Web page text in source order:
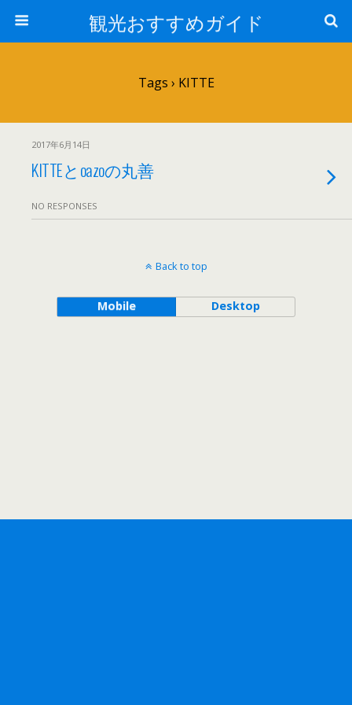
観光おすすめガイド
Tags › KITTE
2017年6月14日
KITTEとoazoの丸善
NO RESPONSES
Back to top
Mobile Desktop